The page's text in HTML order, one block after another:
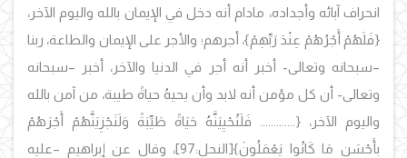
انحراف آبائه وأجداده، مادام أنه دخل في الإيمان بالله واليوم الآخر،
{فَلَهُمْ أَجْرُهُمْ عِنْدَ رَبِّهِمْ}، أجرهم؛ والأجر على الإيمان والطاعة، ربنا
–سبحانه وتعالى- أخبر أنه أجر في الدنيا والآخر، أخبر –سبحانه
وتعالى- أن كل مؤمن أنه لابد وأن يحيهُ حياةً طيبة، من آمن بالله
واليوم الآخر، {............. فَلَنُحْيِيَنَّهُ حَيَاةً طَيِّبَةً وَلَنَجْزِيَنَّهُمْ أَجْرَهُمْ
بِأَحْسَنِ مَا كَانُوا يَعْمَلُونَ}[النحل:97]، وقال عن إبراهيم –عليه